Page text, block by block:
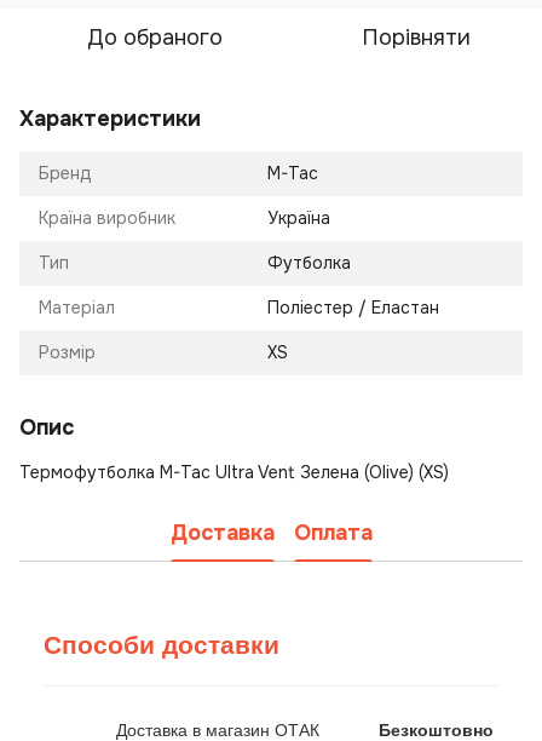
До обраного Порівняти
Характеристики
Бренд M-Tac
Країна виробник Україна
Тип Футболка
Матеріал Поліестер / Еластан
Розмір XS
Опис
Термофутболка M-Tac Ultra Vent Зелена (Olive) (XS)
Доставка Оплата
Способи доставки
Доставка в магазин ОТАК Безкоштовно